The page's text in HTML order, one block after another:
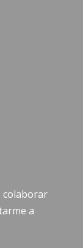
colaborar
a